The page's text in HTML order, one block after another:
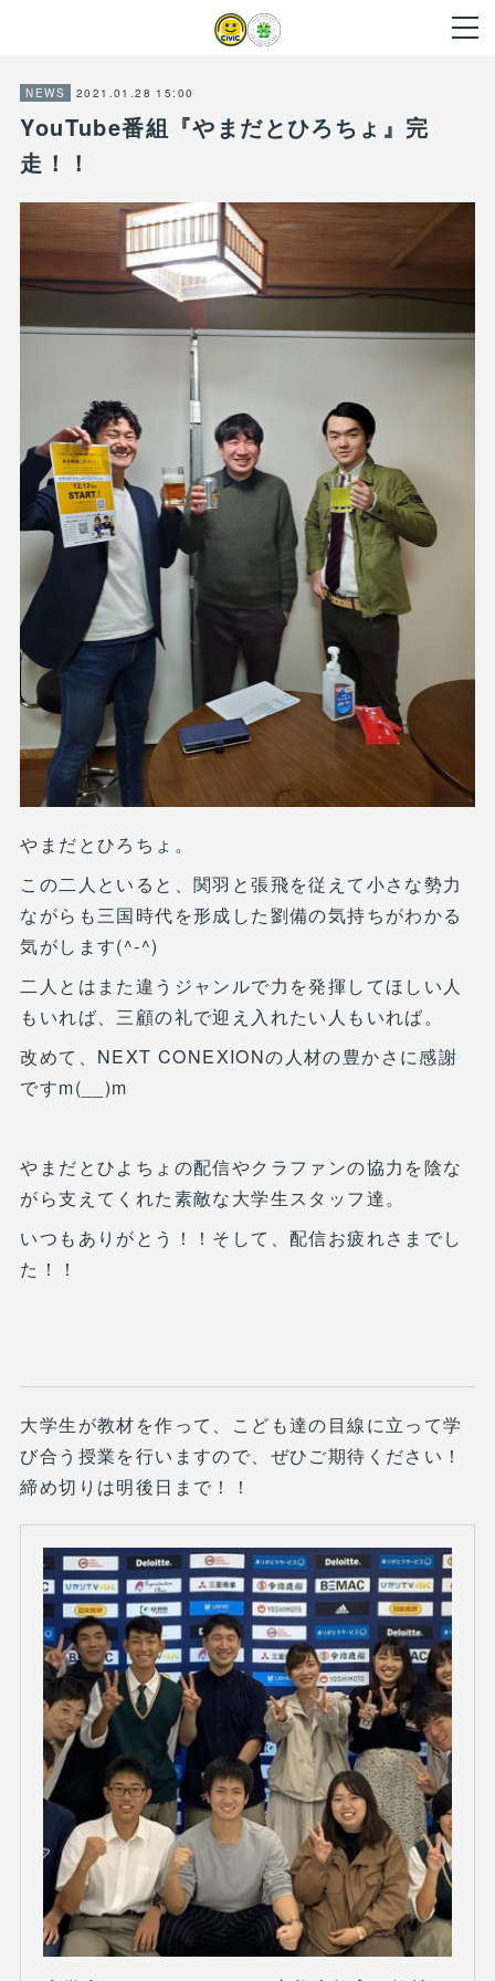
NEWS 2021.01.28 15:00
YouTube番組『やまだとひろちょ』完
走！！
やまだとひろちょ。
この二人といると、関羽と張飛を従えて小さな勢力
ながらも三国時代を形成した劉備の気持ちがわかる
気がします(^-^)
二人とはまた違うジャンルで力を発揮してほしい人
もいれば、三顧の礼で迎え入れたい人もいれば。
改めて、NEXT CONEXIONの人材の豊かさに感謝
ですm(__)m
やまだとひよちょの配信やクラファンの協力を陰な
がら支えてくれた素敵な大学生スタッフ達。
いつもありがとう！！そして、配信お疲れさまでし
た！！
大学生が教材を作って、こども達の目線に立って学
び合う授業を行いますので、ぜひご期待ください！
締め切りは明後日まで！！